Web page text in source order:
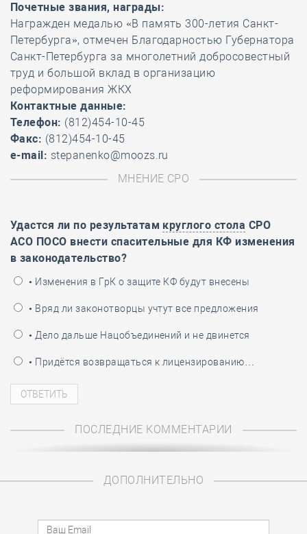
Почетные звания, награды:
Награжден медалью «В память 300-летия Санкт-
Петербурга», отмечен Благодарностью Губернатора
Санкт-Петербурга за многолетний добросовестный
труд и большой вклад в организацию
реформирования ЖКХ
Контактные данные:
Телефон: (812)454-10-45
Факс: (812)454-10-45
e-mail: stepanenko@moozs.ru
МНЕНИЕ СРО
Удастся ли по результатам круглого стола СРО
АСО ПОСО внести спасительные для КФ изменения
в законодательство?
• Изменения в ГрК о защите КФ будут внесены
• Вряд ли законотворцы учтут все предложения
• Дело дальше Нацобъединений и не двинется
• Придётся возвращаться к лицензированию…
ПОСЛЕДНИЕ КОММЕНТАРИИ
ДОПОЛНИТЕЛЬНО